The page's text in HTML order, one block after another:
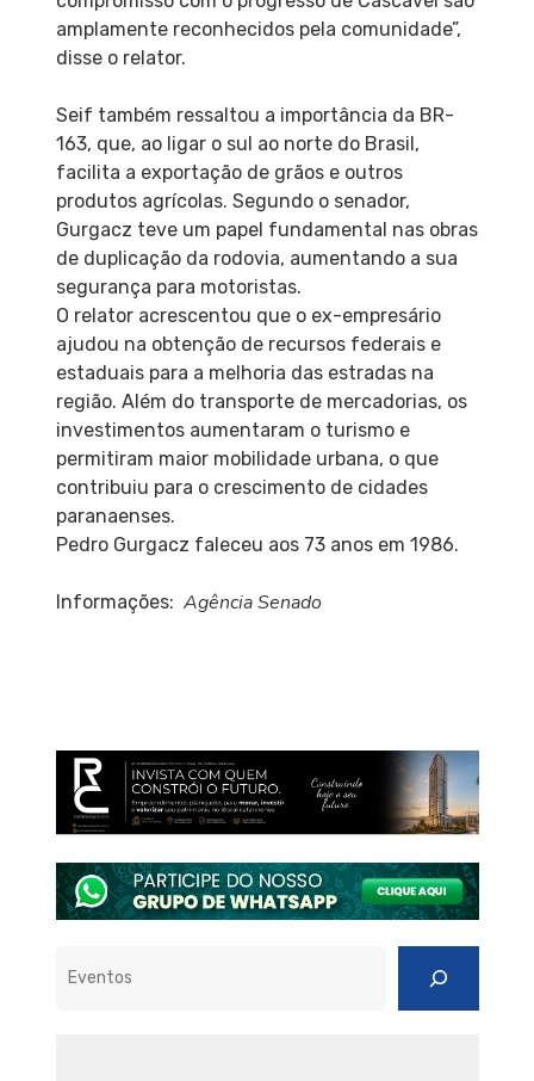
amplamente reconhecidos pela comunidade”,
disse o relator.
Seif também ressaltou a importância da BR-
163, que, ao ligar o sul ao norte do Brasil,
facilita a exportação de grãos e outros
produtos agrícolas. Segundo o senador,
Gurgacz teve um papel fundamental nas obras
de duplicação da rodovia, aumentando a sua
segurança para motoristas.
O relator acrescentou que o ex-empresário
ajudou na obtenção de recursos federais e
estaduais para a melhoria das estradas na
região. Além do transporte de mercadorias, os
investimentos aumentaram o turismo e
permitiram maior mobilidade urbana, o que
contribuiu para o crescimento de cidades
paranaenses.
Pedro Gurgacz faleceu aos 73 anos em 1986.
Informações: Agência Senado